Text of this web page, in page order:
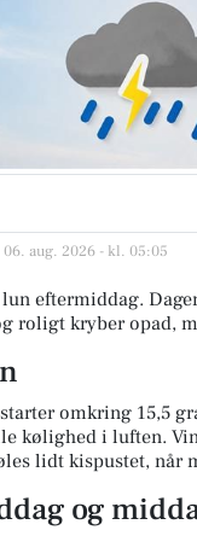
06. aug. 2026 - kl. 05:05
eftermiddag.
roligt kryber opad,
omkring 15,5
kølighed i luften.
lidt kispustet, når
og